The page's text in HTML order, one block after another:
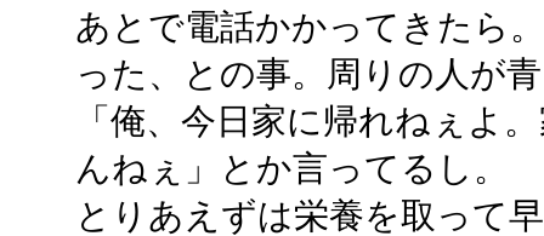
あとで電話かかってきたら
った、との事。周りの人が
「俺、今日家に帰れねぇよ
んねぇ」とか言ってるし。
とりあえずは栄養を取って